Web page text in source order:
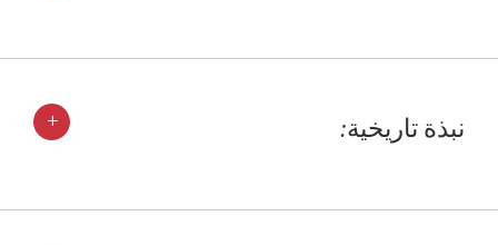
+ نبذة تاريخية: